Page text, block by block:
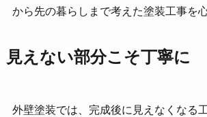
から先の暮らしまで考えた塗装工事を
見えない部分こそ丁寧に
外壁塗装では、完成後に見えなくなる